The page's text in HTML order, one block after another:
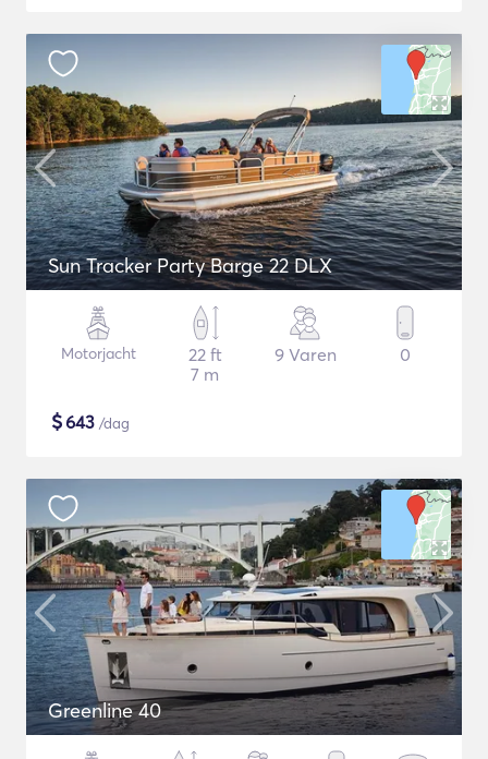
Sun Tracker Party Barge 22 DLX
Motorjacht
22 ft
7 m
9 Varen 0
$643 /dag
Greenline 40